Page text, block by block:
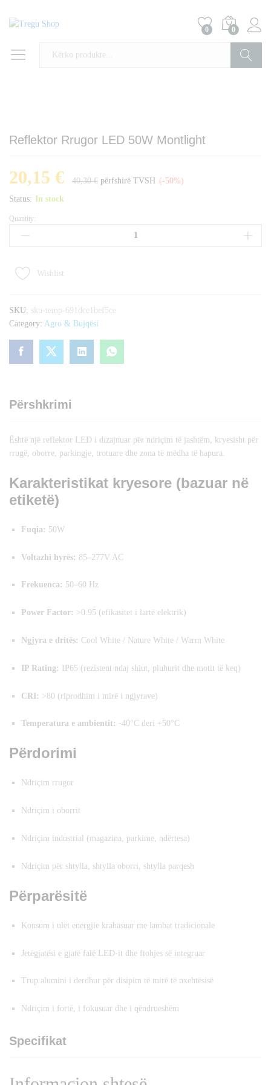
0 0
Reflektor Rrugor LED 50W Montlight
20,15 € 40,30€ përfshirë TVSH (-50%)
Status: In stock
Reflektor
Rrugor
Montlight
Quantity:
Wishlist
SKU: sku-temp-691dce1bef5ce
Category: Agro & Bujqësi
Përshkrimi
Është një reflektor LED i dizajnuar për ndriçim të jashtëm, kryesisht për
rrugë, oborre, parkingje, trotuare dhe zona të mëdha të hapura.
Karakteristikat kryesore (bazuar në
etiketë)
Fuqia: 50W
Voltazhi hyrës: 85–277V AC
Frekuenca: 50–60 Hz
Power Factor: >0.95 (efikasitet i lartë elektrik)
Ngjyra e dritës: Cool White / Nature White / Warm White
IP Rating: IP65 (rezistent ndaj shiut, pluhurit dhe motit të keq)
CRI: >80 (riprodhim i mirë i ngjyrave)
Temperatura e ambientit: -40°C deri +50°C
Përdorimi
Ndriçim rrugor
Ndriçim i oborrit
Ndriçim industrial (magazina, parkime, ndërtesa)
Ndriçim për shtylla, shtylla oborri, shtylla parqesh
Përparësitë
Konsum i ulët energjie krahasuar me lambat tradicionale
Jetëgjatësi e gjatë falë LED-it dhe ftohjes së integruar
Trup alumini i derdhur për disipim të mirë të nxehtësisë
Ndriçim i fortë, i fokusuar dhe i qëndrueshëm
Specifikat